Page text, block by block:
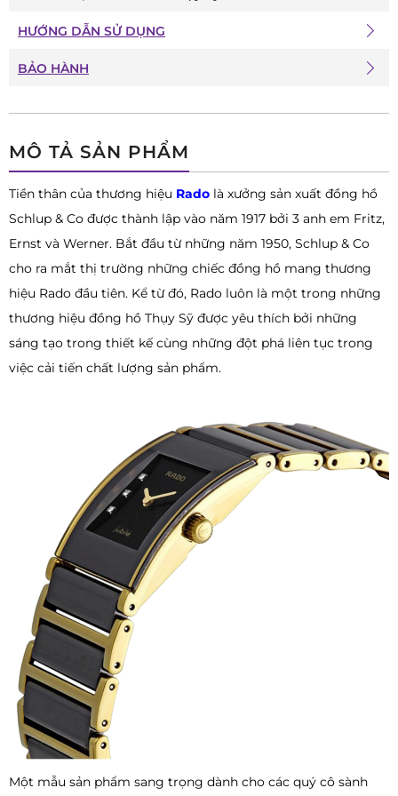
MÔ TẢ SẢN PHẨM
Tiền thân của thương hiệu Rado là xưởng sản xuất đồng hồ
Schlup & Co được thành lập vào năm 1917 bởi 3 anh em Fritz,
Ernst và Werner. Bắt đầu từ những năm 1950, Schlup & Co
cho ra mắt thị trường những chiếc đồng hồ mang thương
hiệu Rado đầu tiên. Kể từ đó, Rado luôn là một trong những
thương hiệu đồng hồ Thụy Sỹ được yêu thích bởi những
sáng tạo trong thiết kế cùng những đột phá liên tục trong
việc cải tiến chất lượng sản phẩm.
Một mẫu sản phẩm sang trọng dành cho các quý cô sành
HƯỚNG DẪN SỬ DỤNG
BẢO HÀNH